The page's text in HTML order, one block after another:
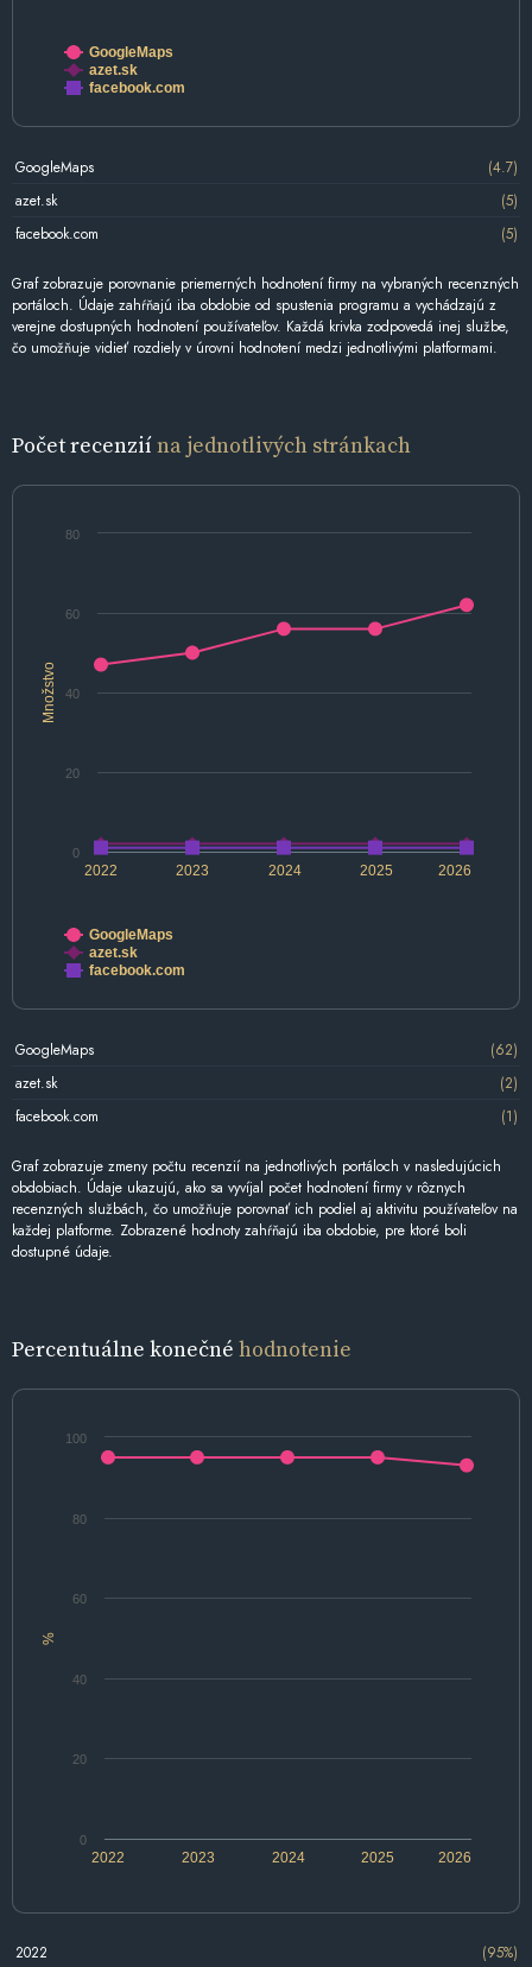
GoogleMaps
azet.sk
facebook.com
GoogleMaps
(4.7)
azet.sk
(5)
facebook.com
(5)
Graf zobrazuje porovnanie priemerných hodnotení firmy na vybraných recenzných
portáloch. Údaje zahŕňajú iba obdobie od spustenia programu a vychádzajú z
verejne dostupných hodnotení používateľov. Každá krivka zodpovedá inej službe,
čo umožňuje vidieť rozdiely v úrovni hodnotení medzi jednotlivými platformami.
Počet recenziína jednotlivých stránkach
Množstvo
2022 2024 2026
2023 2025
0
20
40
60
80
GoogleMaps
azet.sk
facebook.com
GoogleMaps
(62)
azet.sk
(2)
facebook.com
(1)
Graf zobrazuje zmeny počtu recenzií na jednotlivých portáloch v nasledujúcich
obdobiach. Údaje ukazujú, ako sa vyvíjal počet hodnotení firmy v rôznych
recenzných službách, čo umožňuje porovnať ich podiel aj aktivitu používateľov na
každej platforme. Zobrazené hodnoty zahŕňajú iba obdobie, pre ktoré boli
dostupné údaje.
Percentuálne konečné hodnotenie
%
2022 2024 2026
2023 2025
0
20
40
60
80
100
2022
(95%)